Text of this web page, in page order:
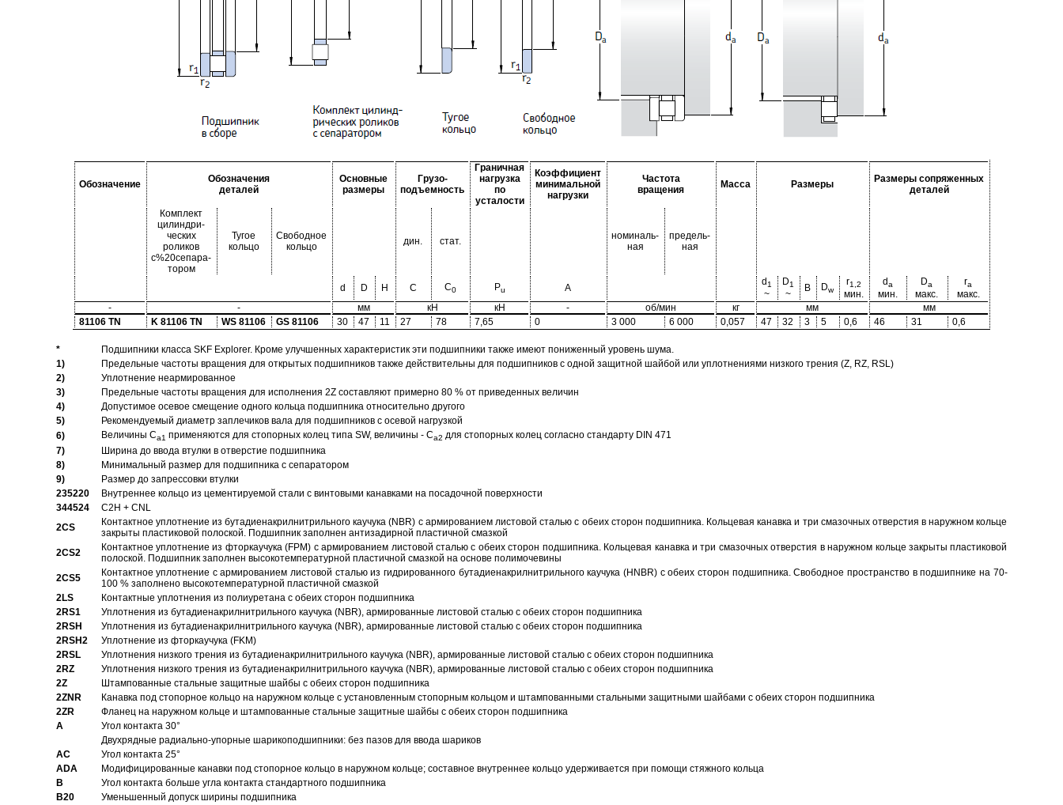
Обозначение
Обозначения
деталей
Основные
размеры
Грузо-
подъемность
Граничная
нагрузка
по
усталости
Коэффициент
минимальной
нагрузки
Частота
вращения
Масса Размеры
Размеры сопряженных
деталей
Комплект
цилиндри-
ческих
роликов
с%20сепара-
тором
Тугое
кольцо
Свободное
кольцо
дин. стат.
номиналь-
ная
предель-
ная
d D H C C0 Pu A
d1
~
D1
~
B Dw
r1,2
мин.
da
мин.
Da
макс.
ra
макс.
-
- мм кН кН - об/мин кг мм
мм
81106 TN
K 81106 TN WS 81106 GS 81106 30 47 11 27 78 7,65 0 3 000 6 000 0,057 47 32 3 5 0,6 46 31 0,6
*
Подшипники класса SKF Explorer. Кроме улучшенных характеристик эти подшипники также имеют пониженный уровень шума.
1)
Предельные частоты вращения для открытых подшипников также действительны для подшипников с одной защитной шайбой или уплотнениями низкого трения (Z, RZ, RSL)
2)
Уплотнение неармированное
3)
Предельные частоты вращения для исполнения 2Z составляют примерно 80 % от приведенных величин
4)
Допустимое осевое смещение одного кольца подшипника относительно другого
5)
Рекомендуемый диаметр заплечиков вала для подшипников с осевой нагрузкой
6)
Величины Ca1 применяются для стопорных колец типа SW, величины - Ca2 для стопорных колец согласно стандарту DIN 471
7)
Ширина до ввода втулки в отверстие подшипника
8)
Минимальный размер для подшипника с сепаратором
9)
Размер до запрессовки втулки
235220
Внутреннее кольцо из цементируемой стали с винтовыми канавками на посадочной поверхности
344524
C2H + CNL
2CS
Контактное уплотнение из бутадиенакрилнитрильного каучука (NBR) с армированием листовой сталью с обеих сторон подшипника. Кольцевая канавка и три смазочных отверстия в наружном кольце
закрыты пластиковой полоской. Подшипник заполнен антизадирной пластичной смазкой
2CS2
Контактное уплотнение из фторкаучука (FPM) с армированием листовой сталью с обеих сторон подшипника. Кольцевая канавка и три смазочных отверстия в наружном кольце закрыты пластиковой
полоской. Подшипник заполнен высокотемпературной пластичной смазкой на основе полимочевины
2CS5
Контактное уплотнение с армированием листовой сталью из гидрированного бутадиенакрилнитрильного каучука (HNBR) с обеих сторон подшипника. Свободное пространство в подшипнике на 70-
100 % заполнено высокотемпературной пластичной смазкой
2LS
Контактные уплотнения из полиуретана с обеих сторон подшипника
2RS1
Уплотнения из бутадиенакрилнитрильного каучука (NBR), армированные листовой сталью с обеих сторон подшипника
2RSH
Уплотнения из бутадиенакрилнитрильного каучука (NBR), армированные листовой сталью с обеих сторон подшипника
2RSH2
Уплотнение из фторкаучука (FKM)
2RSL
Уплотнения низкого трения из бутадиенакрилнитрильного каучука (NBR), армированные листовой сталью с обеих сторон подшипника
2RZ
Уплотнения низкого трения из бутадиенакрилнитрильного каучука (NBR), армированные листовой сталью с обеих сторон подшипника
2Z
Штампованные стальные защитные шайбы с обеих сторон подшипника
2ZNR
Канавка под стопорное кольцо на наружном кольце с установленным стопорным кольцом и штампованными стальными защитными шайбами с обеих сторон подшипника
2ZR
Фланец на наружном кольце и штампованные стальные защитные шайбы с обеих сторон подшипника
A
Угол контакта 30°
Двухрядные радиально-упорные шарикоподшипники: без пазов для ввода шариков
AC
Угол контакта 25°
ADA
Модифицированные канавки под стопорное кольцо в наружном кольце; составное внутреннее кольцо удерживается при помощи стяжного кольца
B
Угол контакта больше угла контакта стандартного подшипника
B20
Уменьшенный допуск ширины подшипника